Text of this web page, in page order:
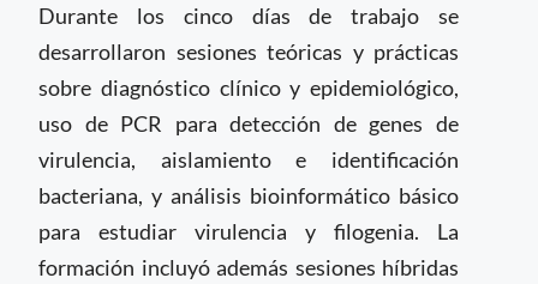
Durante los cinco días de trabajo se
desarrollaron sesiones teóricas y prácticas
sobre diagnóstico clínico y epidemiológico,
uso de PCR para detección de genes de
virulencia, aislamiento e identificación
bacteriana, y análisis bioinformático básico
para estudiar virulencia y filogenia. La
formación incluyó además sesiones híbridas